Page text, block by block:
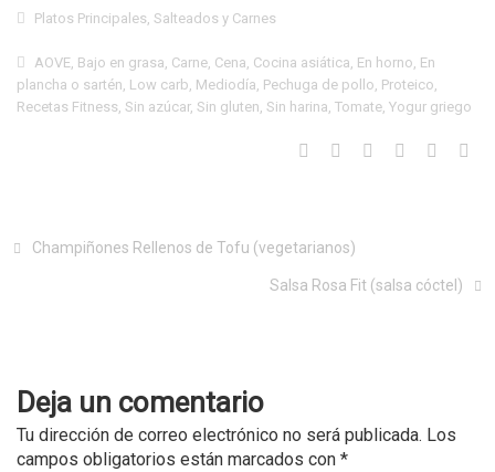
Platos Principales, Salteados y Carnes
AOVE, Bajo en grasa, Carne, Cena, Cocina asiática, En horno, En
plancha o sartén, Low carb, Mediodía, Pechuga de pollo, Proteico,
Recetas Fitness, Sin azúcar, Sin gluten, Sin harina, Tomate, Yogur griego
Champiñones Rellenos de Tofu (vegetarianos)
Salsa Rosa Fit (salsa cóctel)
Deja un comentario
Tu dirección de correo electrónico no será publicada. Los
campos obligatorios están marcados con *